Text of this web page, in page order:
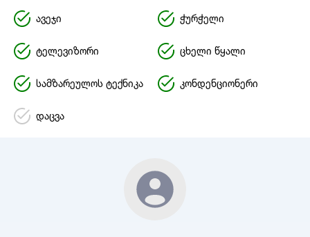
ავეჯი ჭურჭელი
ტელევიზორი ცხელი წყალი
სამზარეულოს ტექნიკა კონდენციონერი
დაცვა